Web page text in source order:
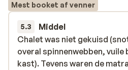
Mest booket af venner
5.3 Middel
Chalet was niet gekuisd
overal spinnenwebben, vuile
kast). Tevens waren de
Chalet was niet gekuisd
overal spinnenwebben, vuile
kast). Tevens waren de